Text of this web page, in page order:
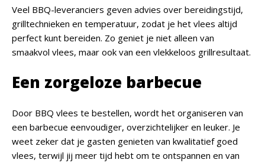
Veel BBQ-leveranciers geven advies over bereidingstijd,
grilltechnieken en temperatuur, zodat je het vlees altijd
perfect kunt bereiden. Zo geniet je niet alleen van
smaakvol vlees, maar ook van een vlekkeloos grillresultaat.
Een zorgeloze barbecue
Door BBQ vlees te bestellen, wordt het organiseren van
een barbecue eenvoudiger, overzichtelijker en leuker. Je
weet zeker dat je gasten genieten van kwalitatief goed
vlees, terwijl jij meer tijd hebt om te ontspannen en van